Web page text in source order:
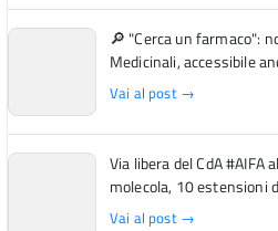
🔎 "Cerca un farmaco":
Medicinali, accessibile
Vai al post →
Via libera del CdA #AIFA
molecola, 10 estensioni
Vai al post →